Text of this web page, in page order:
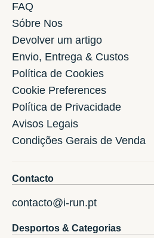
FAQ
Sóbre Nos
Devolver um artigo
Envio, Entrega & Custos
Política de Cookies
Cookie Preferences
Política de Privacidade
Avisos Legais
Condições Gerais de Venda
Contacto
contacto@i-run.pt
Desportos & Categorias